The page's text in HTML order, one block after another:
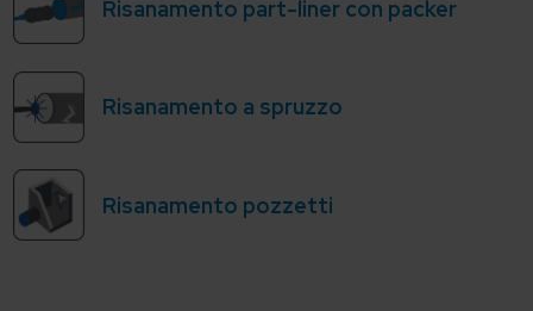
Risanamento part-liner con packer
Risanamento a spruzzo
Risanamento pozzetti